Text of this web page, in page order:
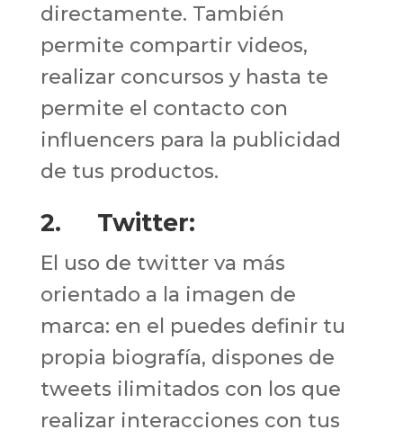
directamente. También
permite compartir videos,
realizar concursos y hasta te
permite el contacto con
influencers para la publicidad
de tus productos.
2. Twitter:
El uso de twitter va más
orientado a la imagen de
marca: en el puedes definir tu
propia biografía, dispones de
tweets ilimitados con los que
realizar interacciones con tus